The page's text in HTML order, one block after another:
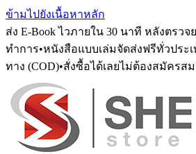
ข้ามไปยังเนื้อหาหลัก
ส่ง E-Book ไวภายใน 30 นาที หลังตรวจ
ทำการ•หนังสือแบบเล่มจัดส่งฟรีทั่วประ
ทาง (COD)•สั่งซื้อได้เลยไม่ต้องสมัครส